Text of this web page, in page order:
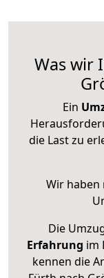
Was wir
Ein
die Last zu
Wir haben
Die
Erfahrung im
kennen die